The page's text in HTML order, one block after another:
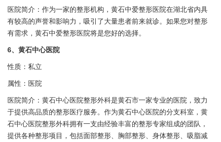
医院简介：作为一家的整形机构，黄石中爱整形医院在湖北省内具
有较高的声誉和影响力，吸引了大量患者前来就诊。如果您对整形
有需求，黄石中爱整形医院将是您好的选择。
6、黄石中心医院
性质：私立
属性：医院
医院简介：黄石中心医院整形外科是黄石市一家专业的医院，致力
于提供高品质的整形医疗服务。作为黄石中心医院的分支科室，黄
石中心医院整形外科拥有一支由经验丰富的整形专家组成的团队，
提供各种整形项目，包括面部整形、胸部整形、身体整形、吸脂减